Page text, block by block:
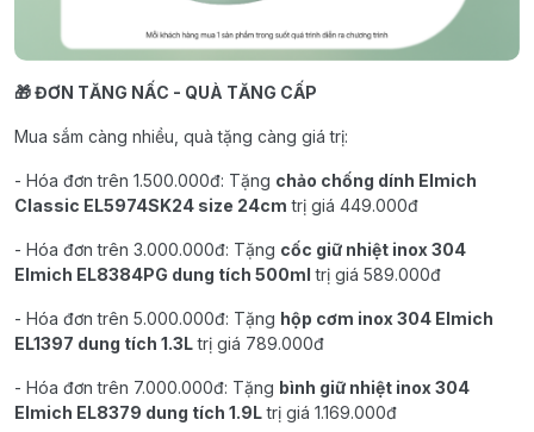
🎁 ĐƠN TĂNG NẤC - QUÀ TĂNG CẤP
Mua sắm càng nhiều, quà tặng càng giá trị:
- Hóa đơn trên 1.500.000đ: Tặng chảo chống dính Elmich
Classic EL5974SK24 size 24cm trị giá 449.000đ
- Hóa đơn trên 3.000.000đ: Tặng cốc giữ nhiệt inox 304
Elmich EL8384PG dung tích 500ml trị giá 589.000đ
- Hóa đơn trên 5.000.000đ: Tặng hộp cơm inox 304 Elmich
EL1397 dung tích 1.3Ltrị giá 789.000đ
- Hóa đơn trên 7.000.000đ: Tặng bình giữ nhiệt inox 304
Elmich EL8379 dung tích 1.9Ltrị giá 1.169.000đ